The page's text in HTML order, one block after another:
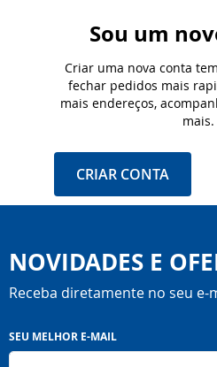
Sou um
Criar uma nova conta
fechar pedidos mais
mais endereços,
mais.
CRIAR CONTA
NOVIDADES E
Receba diretamente no seu e-
Inscreva-
se
SEU MELHOR E-MAIL